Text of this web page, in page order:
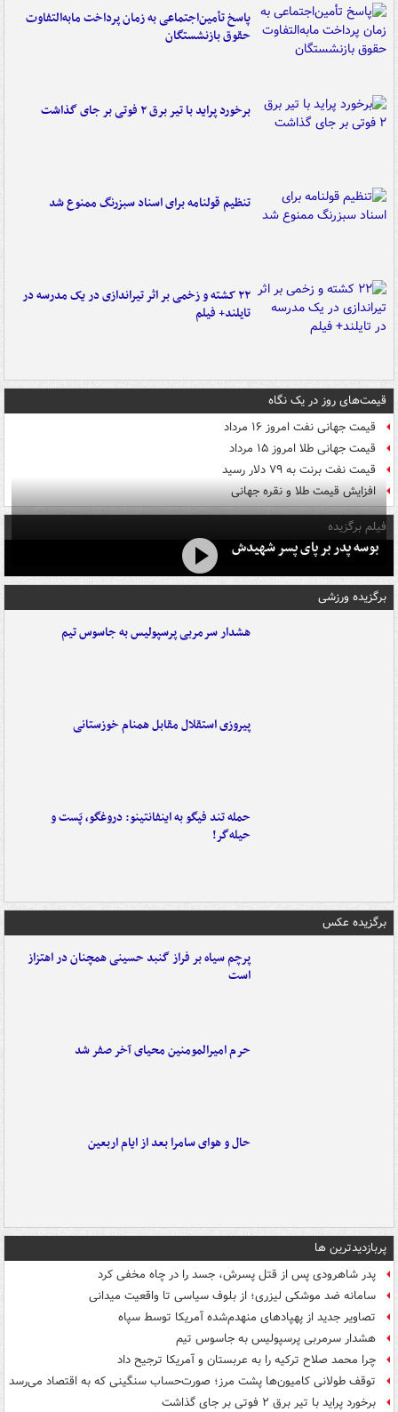
پاسخ تأمین‌اجتماعی به زمان پرداخت مابه‌التفاوت
حقوق بازنشستگان
برخورد پراید با تیر برق ۲ فوتی بر جای گذاشت
تنظیم قولنامه برای اسناد سبزرنگ ممنوع شد
۲۲ کشته و زخمی بر اثر تیراندازی در یک مدرسه در
تایلند+ فیلم
قیمت‌های روز در یک نگاه
قیمت جهانی نفت امروز ۱۶ مرداد
قیمت جهانی طلا امروز ۱۵ مرداد
قیمت نفت برنت به ۷۹ دلار رسید
افزایش قیمت طلا و نقره جهانی
فیلم برگزیده
بوسه‌ پدر بر پای پسر شهیدش
برگزیده ورزشی
هشدار سرمربی پرسپولیس به جاسوس تیم
پیروزی استقلال مقابل همنام خوزستانی
حمله تند فیگو به اینفانتینو: دروغگو، پَست‌ و
حیله‌گر!
برگزیده عکس
پرچم سیاه بر فراز گنبد حسینی همچنان در اهتزاز
است
حرم امیرالمومنین محیای آخر صفر شد
حال و هوای سامرا بعد از ایام اربعین
پربازدیدترین ها
پدر شاهرودی پس از قتل پسرش، جسد را در چاه مخفی کرد
سامانه ضد موشکی لیزری؛ از بلوف سیاسی تا واقعیت میدانی
تصاویر جدید از پهپادهای منهدم‌شده آمریکا توسط سپاه
هشدار سرمربی پرسپولیس به جاسوس تیم
چرا محمد صلاح ترکیه را به عربستان و آمریکا ترجیح داد
توقف طولانی کامیون‌ها پشت مرز؛ صورت‌حساب سنگینی که به اقتصاد می‌رسد
برخورد پراید با تیر برق ۲ فوتی بر جای گذاشت